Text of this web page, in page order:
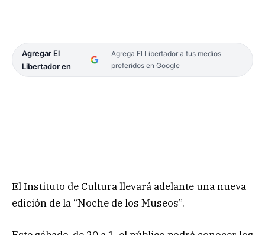
Agregar El
Libertador en
Agrega El Libertador a tus medios
preferidos en Google
El Instituto de Cultura llevará adelante una nueva
edición de la “Noche de los Museos”.